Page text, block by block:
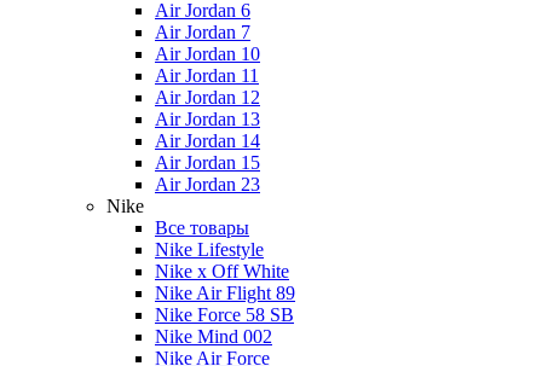
Air Jordan 6
Air Jordan 7
Air Jordan 10
Air Jordan 11
Air Jordan 12
Air Jordan 13
Air Jordan 14
Air Jordan 15
Air Jordan 23
Nike
Все товары
Nike Lifestyle
Nike x Off White
Nike Air Flight 89
Nike Force 58 SB
Nike Mind 002
Nike Air Force